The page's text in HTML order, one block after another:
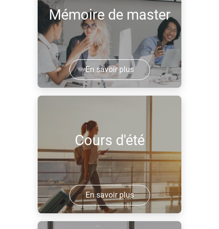
Mémoire de master
En savoir plus
Cours d'été
En savoir plus